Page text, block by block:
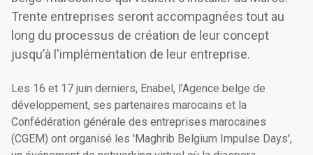
Trente entreprises seront accompagnées tout au
long du processus de création de leur concept
jusqu’à l'implémentation de leur entreprise.
Les 16 et 17 juin derniers, Enabel, l’Agence belge de
développement, ses partenaires marocains et la
Confédération générale des entreprises marocaines
(CGEM) ont organisé les 'Maghrib Belgium Impulse Days',